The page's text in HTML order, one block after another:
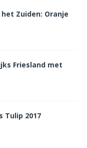
Zuiden: Oranje
Friesland met
Tulip 2017